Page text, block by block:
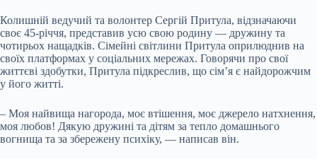
Колишній ведучий та волонтер Сергій Притула, відзначаючи
своє 45-річчя, представив усю свою родину — дружину та
чотирьох нащадків. Сімейні світлини Притула оприлюднив на
своїх платформах у соціальних мережах. Говорячи про свої
життєві здобутки, Притула підкреслив, що сім’я є найдорожчим
у його житті.
– Моя найвища нагорода, моє втішення, моє джерело натхнення,
моя любов! Дякую дружині та дітям за тепло домашнього
вогнища та за збережену психіку, — написав він.